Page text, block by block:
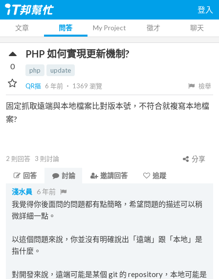
登入
文章 問答 My Project 徵才 聊天
PHP 如何實現更新機制?
php
update
QR摳 6 年前 ‧ 1369 瀏覽 檢舉
0
固定抓取遠端與本地檔案比對版本號，不符合就複寫本地檔
案?
2 則回答 3 則討論
分享
回答
討論 邀請回答
追蹤
淺水員
6 年前
我覺得你後面問的問題都有點簡略，希望問題的描述可以稍
微詳細一點。
以這個問題來說，你並沒有明確說出「遠端」跟「本地」是
指什麼。
對開發來說，遠端可能是某個 git 的 repository，本地可能是